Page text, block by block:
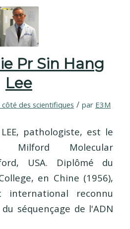
Pr Sin Hang
Lee
côté des scientifiques / par E3M
pathologiste, est le
Milford Molecular
USA. Diplômé du
en Chine (1956),
international reconnu
séquençage de l'ADN